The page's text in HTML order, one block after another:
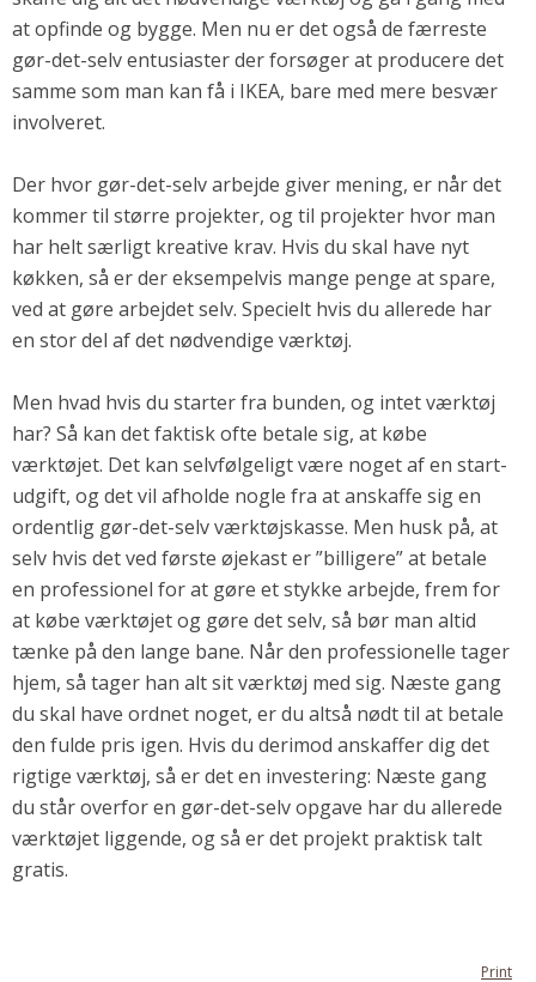
at opfinde og bygge. Men nu er det også de færreste
gør-det-selv entusiaster der forsøger at producere det
samme som man kan få i IKEA, bare med mere besvær
involveret.
Der hvor gør-det-selv arbejde giver mening, er når det
kommer til større projekter, og til projekter hvor man
har helt særligt kreative krav. Hvis du skal have nyt
køkken, så er der eksempelvis mange penge at spare,
ved at gøre arbejdet selv. Specielt hvis du allerede har
en stor del af det nødvendige værktøj.
Men hvad hvis du starter fra bunden, og intet værktøj
har? Så kan det faktisk ofte betale sig, at købe
værktøjet. Det kan selvfølgeligt være noget af en start-
udgift, og det vil afholde nogle fra at anskaffe sig en
ordentlig gør-det-selv værktøjskasse. Men husk på, at
selv hvis det ved første øjekast er ”billigere” at betale
en professionel for at gøre et stykke arbejde, frem for
at købe værktøjet og gøre det selv, så bør man altid
tænke på den lange bane. Når den professionelle tager
hjem, så tager han alt sit værktøj med sig. Næste gang
du skal have ordnet noget, er du altså nødt til at betale
den fulde pris igen. Hvis du derimod anskaffer dig det
rigtige værktøj, så er det en investering: Næste gang
du står overfor en gør-det-selv opgave har du allerede
værktøjet liggende, og så er det projekt praktisk talt
gratis.
Print